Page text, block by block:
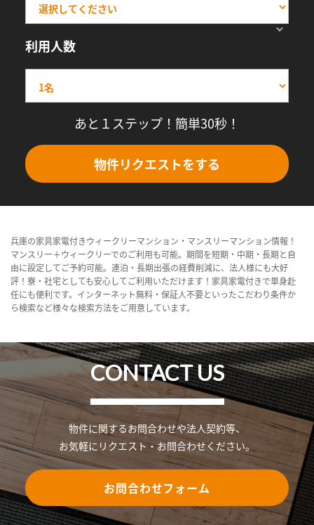
利用人数
あと１ステップ！簡単30秒！
物件リクエストをする
兵庫の家具家電付きウィークリーマンション・マンスリーマンション情報！
マンスリー＋ウィークリーでのご利用も可能。期間を短期・中期・長期と自
由に設定してご予約可能。連泊・長期出張の経費削減に、法人様にも大好
評！寮・社宅としても安心してご利用いただけます！家具家電付きで単身赴
任にも便利です。インターネット無料・保証人不要といったこだわり条件か
ら検索など様々な検索方法をご用意しています。
CONTACT US
物件に関するお問合わせや法人契約等、
お気軽にリクエスト・お問合わせください。
お問合わせフォーム